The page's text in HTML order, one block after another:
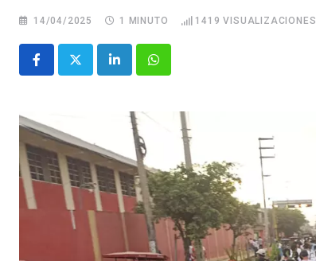
14/04/2025 1 MINUTO 1419 VISUALIZACIONES